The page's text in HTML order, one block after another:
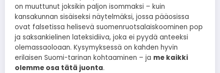
on muuttunut joksikin paljon isommaksi – kuin
kansakunnan sisäiseksi näytelmäksi, jossa pääosissa
ovat falsetissa helisevä suomenruotsalaiskoominen pop
ja saksankielinen lateksidiiva, joka ei pyydä anteeksi
olemassaoloaan. Kysymyksessä on kahden hyvin
erilaisen Suomi-tarinan kohtaaminen – ja me kaikki
olemme osa tätä juonta.